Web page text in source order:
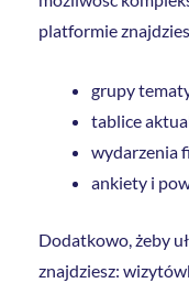
platformie
grupy
tablice
wydarzenia
ankiety i
Dodatkowo, żeby
znajdziesz: